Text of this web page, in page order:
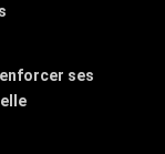
ses